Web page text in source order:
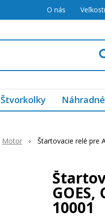
O nás
Štvorkolky
Motor Štartovacie relé pre
GOES,
10001